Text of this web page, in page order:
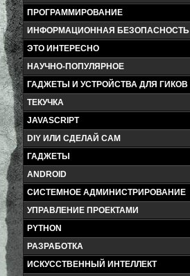
ПРОГРАММИРОВАНИЕ
ИНФОРМАЦИОННАЯ БЕЗОПАСНОСТЬ
ЭТО ИНТЕРЕСНО
НАУЧНО-ПОПУЛЯРНОЕ
ГАДЖЕТЫ И УСТРОЙСТВА ДЛЯ ГИКОВ
ТЕКУЧКА
JAVASCRIPT
DIY ИЛИ СДЕЛАЙ САМ
ГАДЖЕТЫ
ANDROID
СИСТЕМНОЕ АДМИНИСТРИРОВАНИЕ
УПРАВЛЕНИЕ ПРОЕКТАМИ
PYTHON
РАЗРАБОТКА
ИСКУССТВЕННЫЙ ИНТЕЛЛЕКТ